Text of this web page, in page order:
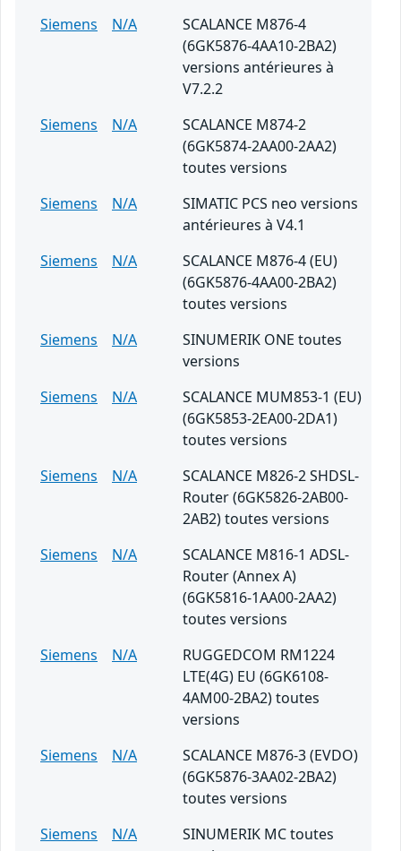
Siemens
N/A
SCALANCE M876-4
(6GK5876-4AA10-2BA2)
versions antérieures à
V7.2.2
Siemens
N/A
SCALANCE M874-2
(6GK5874-2AA00-2AA2)
toutes versions
Siemens
N/A
SIMATIC PCS neo versions
antérieures à V4.1
Siemens
N/A
SCALANCE M876-4 (EU)
(6GK5876-4AA00-2BA2)
toutes versions
Siemens
N/A
SINUMERIK ONE toutes
versions
Siemens
N/A
SCALANCE MUM853-1 (EU)
(6GK5853-2EA00-2DA1)
toutes versions
Siemens
N/A
SCALANCE M826-2 SHDSL-
Router (6GK5826-2AB00-
2AB2) toutes versions
Siemens
N/A
SCALANCE M816-1 ADSL-
Router (Annex A)
(6GK5816-1AA00-2AA2)
toutes versions
Siemens
N/A
RUGGEDCOM RM1224
LTE(4G) EU (6GK6108-
4AM00-2BA2) toutes
versions
Siemens
N/A
SCALANCE M876-3 (EVDO)
(6GK5876-3AA02-2BA2)
toutes versions
Siemens
N/A
SINUMERIK MC toutes